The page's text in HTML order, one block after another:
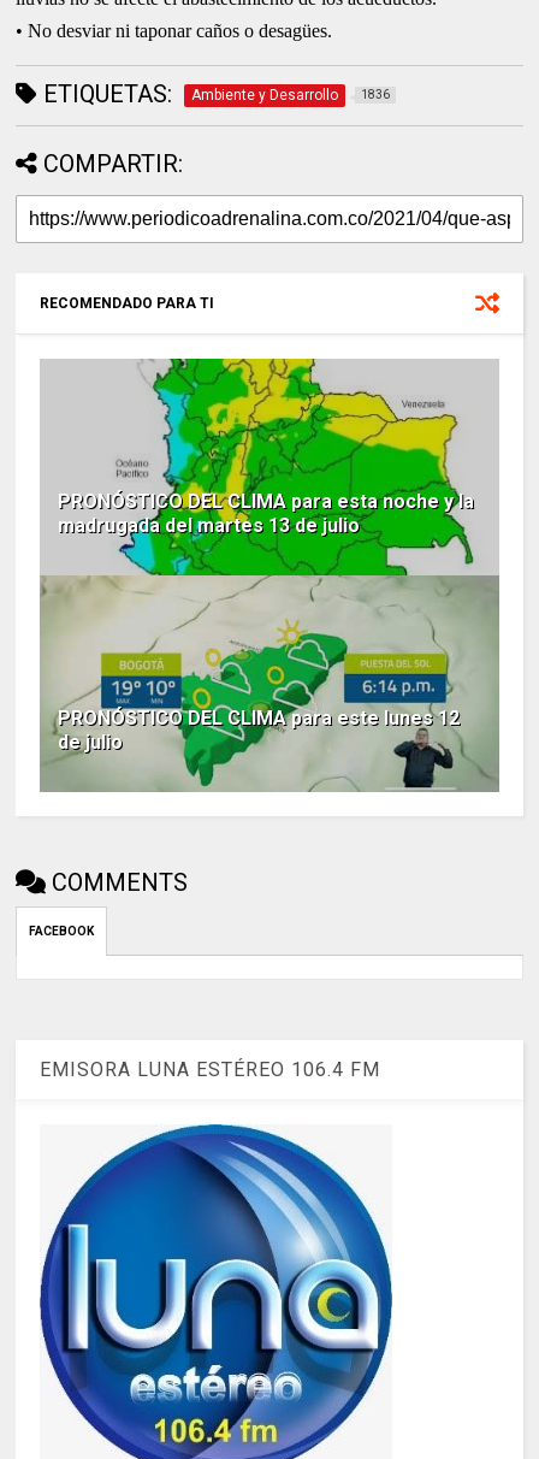
• No desviar ni taponar caños o desagües.
ETIQUETAS: Ambiente y Desarrollo 1836
COMPARTIR:
RECOMENDADO PARA TI
PRONÓSTICO DEL CLIMA para esta noche y la
madrugada del martes 13 de julio
PRONÓSTICO DEL CLIMA para este lunes 12
de julio
COMMENTS
FACEBOOK
EMISORA LUNA ESTÉREO 106.4 FM